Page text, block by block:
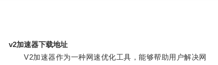
v2加速器下载地址
V2加速器作为一种网速优化工具，能够帮助用户解决网